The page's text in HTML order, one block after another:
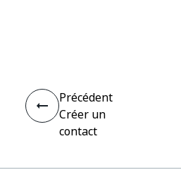
Précédent
Créer un
contact